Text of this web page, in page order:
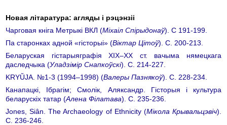
Новая лiтаратура: агляды i рэцэнзii
Чарговая кніга Метрыкі ВКЛ (Міхаіл Спірыдонаў). С 191-199.
Па старонках адной «гісторыі» (Віктаp Цітоў). С. 200-213.
Беларуская гістарыяграфія ХIХ–ХХ ст. вaчыма нямецкага
даследчыка (Уладзімір Снапкоўскі). С. 214-227.
KRYŬJA. №1-3 (1994–1998) (Валеры Пазнякоў). С. 228-234.
Канапацкі, Ібрагім; Смолік, Аляксандр. Гісторыя і культура
беларускіх татар (Алена Філатава). С. 235-236.
Jones, Siân. The Archaeology of Ethnicity (Мікола Крывальцэвіч).
С. 236-246.